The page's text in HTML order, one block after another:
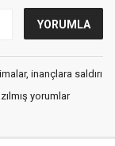
inançlara saldırı
yorumlar